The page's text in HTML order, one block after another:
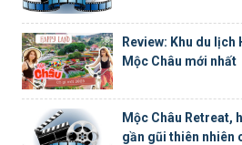
Review: Khu du lịch
Mộc Châu mới nhất
Mộc Châu Retreat,
gần gũi thiên nhiên